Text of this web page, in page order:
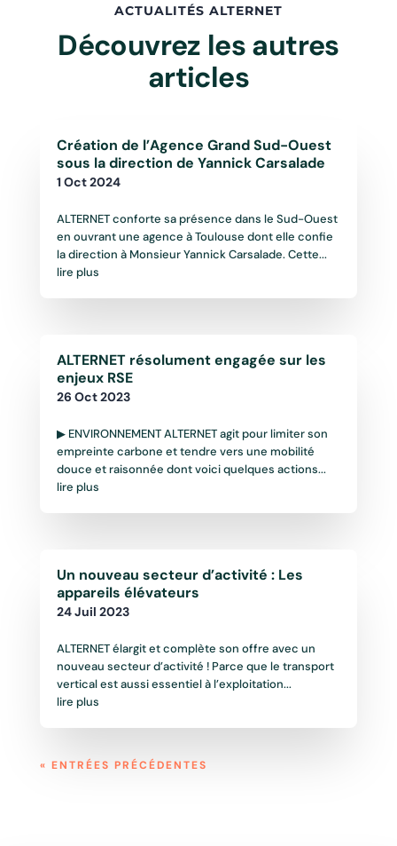
ACTUALITÉS ALTERNET
Découvrez les autres
articles
Création de l’Agence Grand Sud-Ouest
sous la direction de Yannick Carsalade
1 Oct 2024
ALTERNET conforte sa présence dans le Sud-Ouest
en ouvrant une agence à Toulouse dont elle confie
la direction à Monsieur Yannick Carsalade. Cette...
lire plus
ALTERNET résolument engagée sur les
enjeux RSE
26 Oct 2023
▶ ENVIRONNEMENT ALTERNET agit pour limiter son
empreinte carbone et tendre vers une mobilité
douce et raisonnée dont voici quelques actions...
lire plus
Un nouveau secteur d’activité : Les
appareils élévateurs
24 Juil 2023
ALTERNET élargit et complète son offre avec un
nouveau secteur d’activité ! Parce que le transport
vertical est aussi essentiel à l’exploitation...
lire plus
« ENTRÉES PRÉCÉDENTES